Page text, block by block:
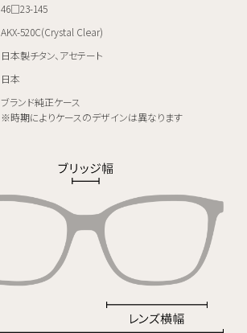
46□23-145
AKX-520C(Crystal Clear)
日本製チタン、アセテート
日本
ブランド純正ケース
※時期によりケースのデザインは異なります